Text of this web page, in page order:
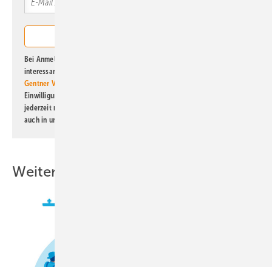
Bei Anmeldung zu diesem Newsletter bin ich damit einverstanden, über
interessante Verlags- und Online-Angebote
Gentner Verlag GmbH & Co. KG
Einwilligung kann ich jederzeit widerrufen und eine Abmeldung ist
jederzeit möglich. Informationen zum Umgang mit Daten finden Sie
auch in unserer
Weitere Inhalte